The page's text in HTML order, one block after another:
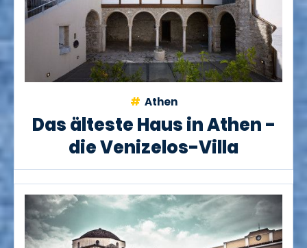
Athen
Das älteste Haus in Athen -
die Venizelos-Villa